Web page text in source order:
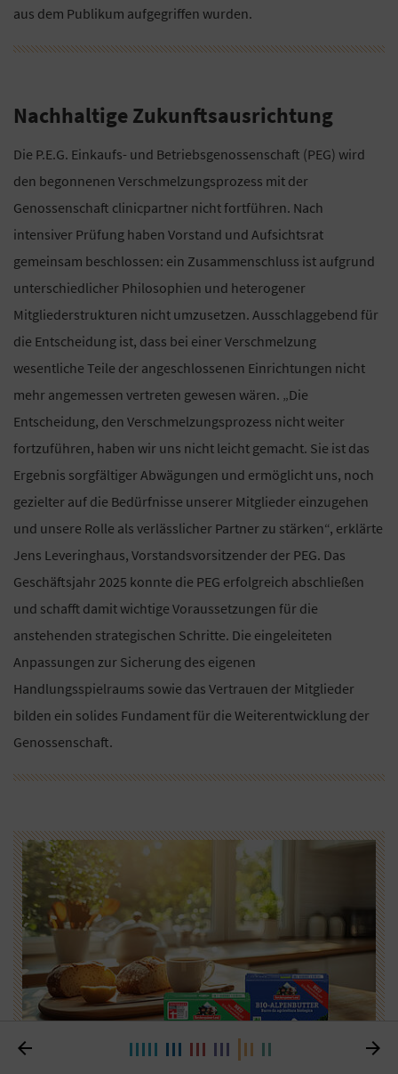
aus dem Publikum aufgegriffen wurden.
Nachhaltige Zukunftsausrichtung
Die P.E.G. Einkaufs- und Betriebsgenossenschaft (PEG) wird
den begonnenen Verschmelzungsprozess mit der
Genossenschaft clinicpartner nicht fortführen. Nach
intensiver Prüfung haben Vorstand und Aufsichtsrat
gemeinsam beschlossen: ein Zusammenschluss ist aufgrund
unterschiedlicher Philosophien und heterogener
Mitgliederstrukturen nicht umzusetzen. Ausschlaggebend für
die Entscheidung ist, dass bei einer Verschmelzung
wesentliche Teile der angeschlossenen Einrichtungen nicht
mehr angemessen vertreten gewesen wären. „Die
Entscheidung, den Verschmelzungsprozess nicht weiter
fortzuführen, haben wir uns nicht leicht gemacht. Sie ist das
Ergebnis sorgfältiger Abwägungen und ermöglicht uns, noch
gezielter auf die Bedürfnisse unserer Mitglieder einzugehen
und unsere Rolle als verlässlicher Partner zu stärken“, erklärte
Jens Leveringhaus, Vorstandsvorsitzender der PEG. Das
Geschäftsjahr 2025 konnte die PEG erfolgreich abschließen
und schafft damit wichtige Voraussetzungen für die
anstehenden strategischen Schritte. Die eingeleiteten
Anpassungen zur Sicherung des eigenen
Handlungsspielraums sowie das Vertrauen der Mitglieder
bilden ein solides Fundament für die Weiterentwicklung der
Genossenschaft.
 